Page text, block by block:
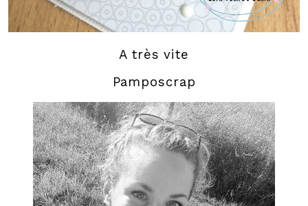
A très vite
Pamposcrap